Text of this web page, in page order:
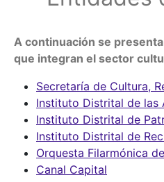
A continuación se
que integran el sector
Secretaría de Cultura,
Instituto Distrital de las
Instituto Distrital de
Instituto Distrital de
Orquesta Filarmónica
Canal Capital